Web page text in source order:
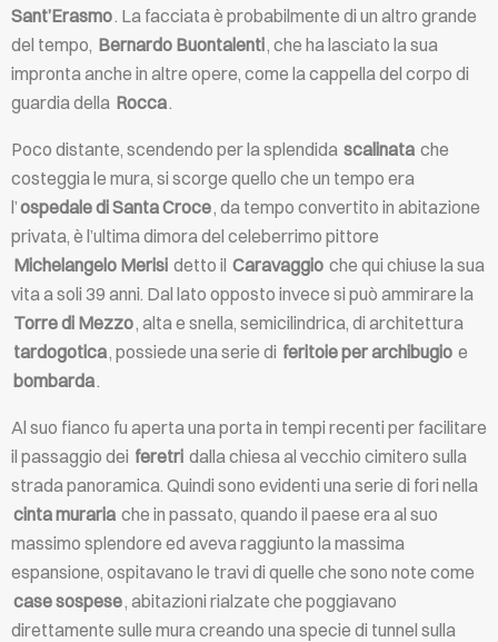
Sant’Erasmo. La facciata è probabilmente di un altro grande
del tempo, Bernardo Buontalenti, che ha lasciato la sua
impronta anche in altre opere, come la cappella del corpo di
guardia della Rocca.
Poco distante, scendendo per la splendida scalinata che
costeggia le mura, si scorge quello che un tempo era
l’ospedale di Santa Croce, da tempo convertito in abitazione
privata, è l’ultima dimora del celeberrimo pittore
Michelangelo Merisi detto il Caravaggio che qui chiuse la sua
vita a soli 39 anni. Dal lato opposto invece si può ammirare la
Torre di Mezzo, alta e snella, semicilindrica, di architettura
tardogotica, possiede una serie di feritoie per archibugio e
bombarda.
Al suo fianco fu aperta una porta in tempi recenti per facilitare
il passaggio dei feretri dalla chiesa al vecchio cimitero sulla
strada panoramica. Quindi sono evidenti una serie di fori nella
cinta muraria che in passato, quando il paese era al suo
massimo splendore ed aveva raggiunto la massima
espansione, ospitavano le travi di quelle che sono note come
case sospese, abitazioni rialzate che poggiavano
direttamente sulle mura creando una specie di tunnel sulla